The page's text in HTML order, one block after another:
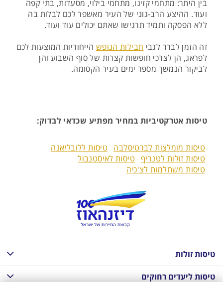
בין היתר: מתחמי קזינו, מתחמי בילוי, מסעדות, בתי קפה
ועוד. ההיצע הרב-גוני של העיר מאשפר לכם לבלות בה
ללא הפסקה ותמיד תרגישו שאתם יכולים עוד ועוד.
זה הזמן לברר לגבי חבילות הנופש הייחודיות המוצעות לכם
לפראג, הן לצרכי חופשות קצרות של סוף השבוע והן
לביקור הנמשך מספר ימים בעיר הקסומה.
טיסות אטרקטיביות במחיר מפתיע שכדאי לבדוק:
טיסות מומלצות לברטיסלבה
טיסות ללובליאנה
טיסות זולות לטנריף
טיסות לאיסטנבול
טיסות משתלמות לצ'כיה
טיסות זולות
טיסות ליעדים רחוקים